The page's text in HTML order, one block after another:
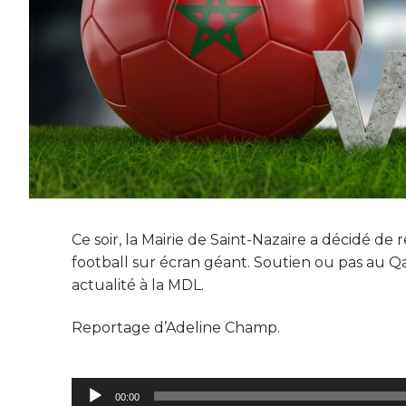
Ce soir, la Mairie de Saint-Nazaire a décidé
football sur écran géant. Soutien ou pas au
actualité à la MDL.
Reportage d’Adeline Champ.
Lecteur00:00